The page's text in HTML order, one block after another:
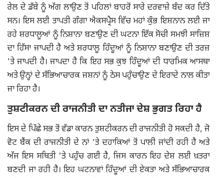
ਰੇਲ ਦੇ ਡੱਬੇ ਨੂੰ ਅੱਗ ਲਾਉਣ ਤੋਂ ਪਹਿਲਾਂ ਬਾਹਰੋਂ ਸਾਰੇ ਦਰਵਾਜ਼ੇ ਬੰਦ ਕਰ ਦਿੱਤੇ
ਸਨ। ਇਸ ਲਈ ਤਾਪਤੀ ਗੰਗਾ ਐਕਸਪ੍ਰੈਸ ਵਿੱਚ ਮਹਾਂ ਕੁੰਭ ਇਸ਼ਨਾਨ ਲਈ ਜਾ
ਰਹੇ ਸ਼ਰਧਾਲੂਆਂ ਨੂੰ ਨਿਸ਼ਾਨਾ ਬਣਾਉਣ ਦੀ ਘਟਨਾ ਇੱਕ ਸੋਚੀ ਸਮਝੀ ਸਾਜ਼ਿਸ਼
ਦਾ ਹਿੱਸਾ ਜਾਪਦੀ ਹੈ ਅਤੇ ਸ਼ਰਧਾਲੂ ਹਿੰਦੂਆਂ ਨੂੰ ਨਿਸ਼ਾਨਾ ਬਣਾਉਣ ਦੀ ਤਰਜ਼
'ਤੇ ਜਾਪਦੀ ਹੈ। ਜਾਪਦਾ ਹੈ ਕਿ ਇਹ ਸਭ ਕੁਝ ਹਿੰਦੂਆਂ ਦੀ ਧਾਰਮਿਕ ਆਸਥਾ
ਅਤੇ ਉਨ੍ਹਾਂ ਦੇ ਸੱਭਿਆਚਾਰਕ ਜਸ਼ਨਾਂ ਨੂੰ ਠੇਸ ਪਹੁੰਚਾਉਣ ਦੇ ਇਰਾਦੇ ਨਾਲ ਕੀਤਾ
ਜਾ ਰਿਹਾ ਹੈ।
ਤੁਸ਼ਟੀਕਰਨ ਦੀ ਰਾਜਨੀਤੀ ਦਾ ਨਤੀਜਾ ਦੇਸ਼ ਭੁਗਤ ਰਿਹਾ ਹੈ
ਇਸ ਦੇ ਪਿੱਛੇ ਸਭ ਤੋਂ ਵੱਡਾ ਕਾਰਨ ਤੁਸ਼ਟੀਕਰਨ ਦੀ ਰਾਜਨੀਤੀ ਹੋ ਸਕਦੀ ਹੈ, ਜੋ
ਵੋਟ ਬੈਂਕ ਦੀ ਰਾਜਨੀਤੀ ਦੇ ਨਾਂ 'ਤੇ ਦਹਾਕਿਆਂ ਤੋਂ ਪਾਲੀ ਜਾਂਦੀ ਰਹੀ ਹੈ ਅਤੇ
ਅੱਜ ਇਸ ਸਥਿਤੀ 'ਤੇ ਪਹੁੰਚ ਗਈ ਹੈ, ਜਿਸ ਕਾਰਨ ਇਹ ਦੇਸ਼ ਲਈ ਖ਼ਤਰਾ
ਬਣਦੀ ਜਾ ਰਹੀ ਹੈ। ਇਹ ਘਟਨਾਵਾਂ ਹਿੰਦੂਆਂ ਦੀ ਏਕਤਾ ਅਤੇ ਸੱਭਿਆਚਾਰਕ